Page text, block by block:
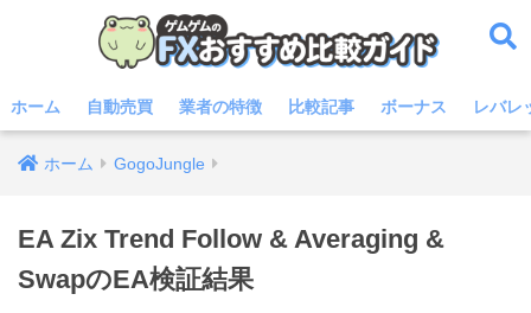
ホーム 自動売買 業者の特徴 比較記事 ボーナス レバレ
ホーム GogoJungle
EA Zix Trend Follow & Averaging &
SwapのEA検証結果